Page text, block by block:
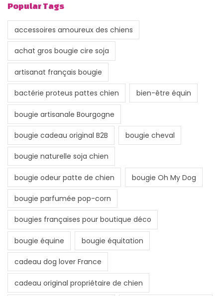
Popular Tags
accessoires amoureux des chiens
achat gros bougie cire soja
artisanat français bougie
bactérie proteus pattes chien bien-être équin
bougie artisanale Bourgogne
bougie cadeau original B2B bougie cheval
bougie naturelle soja chien
bougie odeur patte de chien bougie Oh My Dog
bougie parfumée pop-corn
bougies françaises pour boutique déco
bougie équine bougie équitation
cadeau dog lover France
cadeau original propriétaire de chien